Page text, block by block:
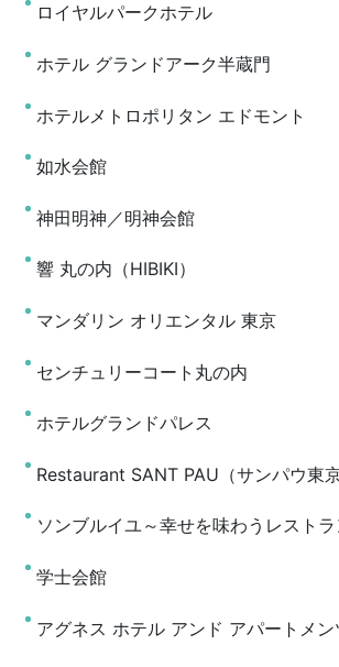
ロイヤルパークホテル
ホテル グランドアーク半蔵門
ホテルメトロポリタン エドモント
如水会館
神田明神／明神会館
響 丸の内（HIBIKI）
マンダリン オリエンタル 東京
センチュリーコート丸の内
ホテルグランドパレス
Restaurant SANT PAU（サンパウ東京
ソンブルイユ～幸せを味わうレストラ
学士会館
アグネス ホテル アンド アパートメ